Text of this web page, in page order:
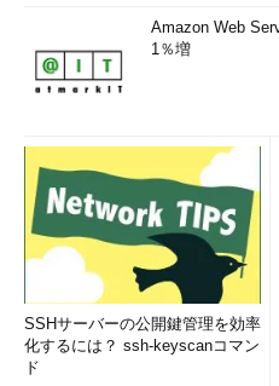
Amazon Web
1％増
SSHサーバーの公開鍵管理を効率
化するには？ ssh-keyscanコマン
ド